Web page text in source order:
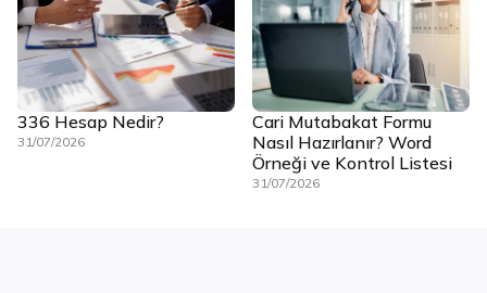
336 Hesap Nedir?
31/07/2026
Cari Mutabakat Formu
Nasıl Hazırlanır? Word
Örneği ve Kontrol Listesi
31/07/2026